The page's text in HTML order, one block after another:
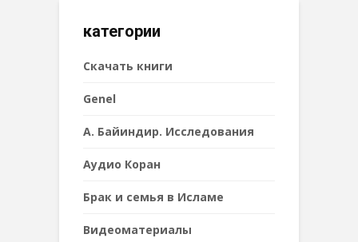
категории
Cкачать книги
Genel
А. Байиндир. Исследования
Аудио Коран
Брак и семья в Исламе
Видеоматериалы